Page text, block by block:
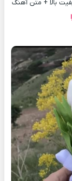
بالا + متن آهنگ